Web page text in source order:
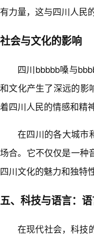
有力量，这与四川人民
社会与文化的影响
四川bbbbb嗓与
和文化产生了深远的影
着四川人民的情感和精神
在四川的各大城市
场合。它不仅仅是一种
四川文化的魅力和独特性
五、科技与语言：
在现代社会，科技